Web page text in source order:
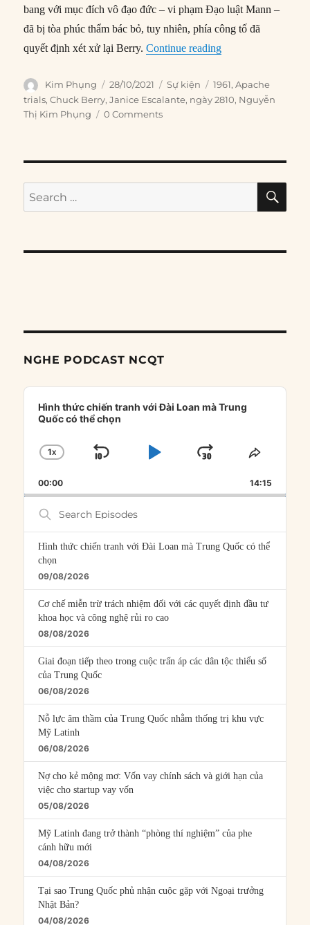
bang với mục đích vô đạo đức – vi phạm Đạo luật Mann –
đã bị tòa phúc thẩm bác bỏ, tuy nhiên, phía công tố đã
quyết định xét xử lại Berry.Continue reading“28/10/1961: Ca sĩ
Author
Kim Phụng
Posted
on
28/10/2021 Categories
Sự kiện Tags
1961,Apache
trials,Chuck Berry,Janice Escalante, ngày 2810, Nguyễn
Thị Kim Phụng
0 Comments
Search
for:
NGHE PODCAST NCQT
Audio
Player
Hình thức chiến tranh với Đài Loan mà Trung
Quốc có thể chọn
CHANGE
RATE
1X
SKIP
PLAYJUMP
FORWARD
SHARE
00:00 14:15
Search
Episodes
Hình thức chiến tranh với Đài Loan mà Trung Quốc có thể
chọn
09/08/2026
Cơ chế miễn trừ trách nhiệm đối với các quyết định đầu tư
khoa học và công nghệ rủi ro cao
08/08/2026
Giai đoạn tiếp theo trong cuộc trấn áp các dân tộc thiểu số
của Trung Quốc
06/08/2026
Nỗ lực âm thầm của Trung Quốc nhằm thống trị khu vực
Mỹ Latinh
06/08/2026
Nợ cho kẻ mộng mơ: Vốn vay chính sách và giới hạn của
việc cho startup vay vốn
05/08/2026
Mỹ Latinh đang trở thành “phòng thí nghiệm” của phe
cánh hữu mới
04/08/2026
Tại sao Trung Quốc phủ nhận cuộc gặp với Ngoại trưởng
Nhật Bản?
04/08/2026